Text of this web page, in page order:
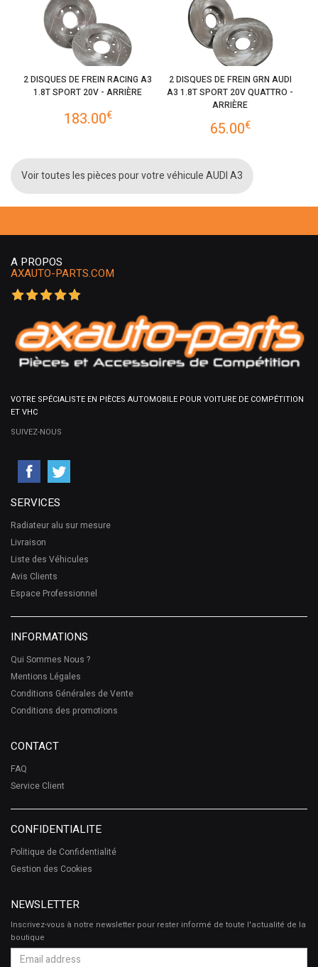
2 DISQUES DE FREIN RACING A3
1.8T SPORT 20V - ARRIÈRE
183.00€
2 DISQUES DE FREIN GRN AUDI
A3 1.8T SPORT 20V QUATTRO -
ARRIÈRE
65.00€
Voir toutes les pièces pour votre véhicule AUDI A3
A PROPOS
AXAUTO-PARTS.COM
VOTRE SPÉCIALISTE EN PIÈCES AUTOMOBILE POUR VOITURE DE COMPÉTITION
ET VHC
SUIVEZ-NOUS
SERVICES
Radiateur alu sur mesure
Livraison
Liste des Véhicules
Avis Clients
Espace Professionnel
INFORMATIONS
Qui Sommes Nous ?
Mentions Légales
Conditions Générales de Vente
Conditions des promotions
CONTACT
FAQ
Service Client
CONFIDENTIALITE
Politique de Confidentialité
Gestion des Cookies
NEWSLETTER
Inscrivez-vous à notre newsletter pour rester informé de toute l'actualité de la
boutique